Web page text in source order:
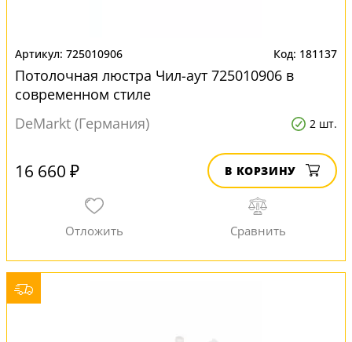
725010906 181137
Потолочная люстра Чил-аут 725010906 в
современном стиле
DeMarkt (Германия)
2 шт.
16 660 ₽ В КОРЗИНУ